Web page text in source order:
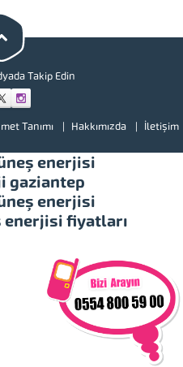
Takip Edin
Tanımı Hakkımızda İletişim
enerjisi
gaziantep
enerjisi
enerjisi fiyatları